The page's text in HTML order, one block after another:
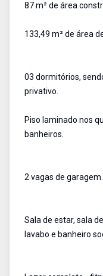
87 m² de área
133,49 m² de área
03 dormitórios,
privativo.
Piso laminado nos
banheiros.
2 vagas de garagem.
Sala de estar, sala
lavabo e banheiro